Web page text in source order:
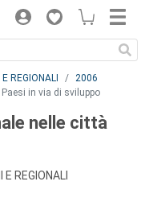
REGIONALI
2006
in via di sviluppo
nelle città
REGIONALI